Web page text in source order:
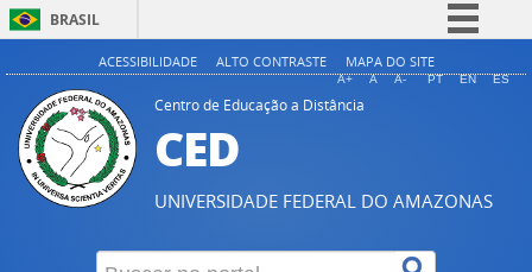
BRASIL
Simplifique!
Comunica BR
Legislação
Canais
ACESSIBILIDADE ALTO CONTRASTE MAPA DO SITE
A+ A A- PT EN ES
Centro de Educação a Distância
CED
UNIVERSIDADE FEDERAL DO AMAZONAS